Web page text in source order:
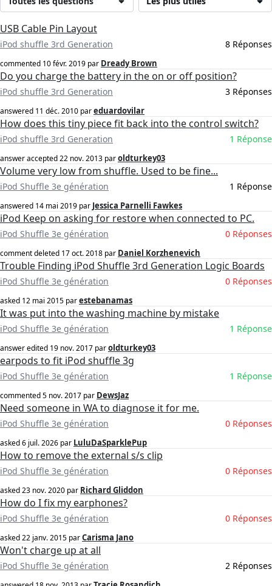
USB Cable Pin Layout
iPod shuffle 3rd Generation 8 Réponses
commented 10 févr. 2019 par Dready Brown
Do you charge the battery in the on or off position?
iPod shuffle 3rd Generation 3 Réponses
answered 11 déc. 2010 pareduardovilar
How does this tiny piece fit back into the control switch?
iPod shuffle 3rd Generation 1 Réponse
answer accepted22 nov. 2013 paroldturkey03
Volume very low from shuffle. Used to be fine...
iPod Shuffle 3e génération 1 Réponse
answered 14 mai 2019 par Jessica Parnelli Fawkes
iPod Keep on asking for restore when connected to PC.
iPod Shuffle 3e génération 0 Réponses
comment deleted 17 oct. 2018 par Daniel Korzhenevich
Trouble Finding iPod Shuffle 3rd Generation Logic Boards
iPod Shuffle 3e génération 0 Réponses
asked 12 mai 2015 parestebanamas
It was put into the washing machine by mistake
iPod Shuffle 3e génération 1 Réponse
answer edited 19 nov. 2017 paroldturkey03
earpods to fit iPod shuffle 3g
iPod Shuffle 3e génération 1 Réponse
commented5 nov. 2017 par DewsJaz
Need someone in WA to diagnose it for me.
iPod Shuffle 3e génération 0 Réponses
asked6 juil. 2026 par LuluDaSparklePup
How to remove the external s/s clip
iPod Shuffle 3e génération 0 Réponses
asked23 nov. 2020 par Richard Gliddon
How do I fix my earphones?
iPod Shuffle 3e génération 0 Réponses
asked22 janv. 2015 parCarisma Jano
Won't charge up at all
iPod Shuffle 3e génération 2 Réponses